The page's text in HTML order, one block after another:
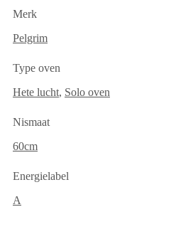
Merk
Pelgrim
Type oven
Hete lucht, Solo oven
Nismaat
60cm
Energielabel
A